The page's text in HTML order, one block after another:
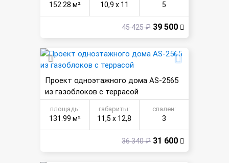
152.28 м² 10,9 х 11 5
45 425 ₽ 39 500
Проект одноэтажного дома AS-2565
из газоблоков с террасой
площадь:
131.99 м²
габариты:
11,5 х 12,8
спален:
3
36 340 ₽ 31 600